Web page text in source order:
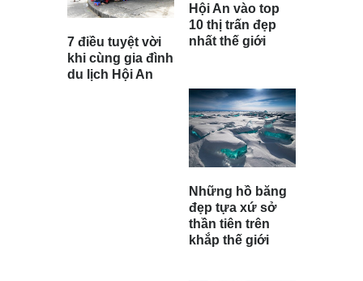
7 điều tuyệt vời
khi cùng gia đình
du lịch Hội An
Hội An vào top
10 thị trấn đẹp
nhất thế giới
Những hồ băng
đẹp tựa xứ sở
thần tiên trên
khắp thế giới